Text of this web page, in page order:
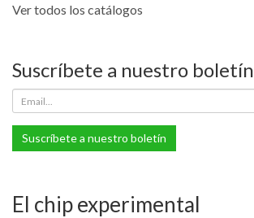
Ver todos los catálogos
Suscríbete a nuestro boletín
Suscríbete a nuestro boletín
El chip experimental